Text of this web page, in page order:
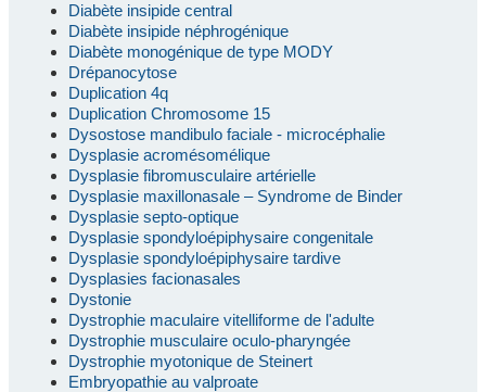
Diabète insipide central
Diabète insipide néphrogénique
Diabète monogénique de type MODY
Drépanocytose
Duplication 4q
Duplication Chromosome 15
Dysostose mandibulo faciale - microcéphalie
Dysplasie acromésomélique
Dysplasie fibromusculaire artérielle
Dysplasie maxillonasale – Syndrome de Binder
Dysplasie septo-optique
Dysplasie spondyloépiphysaire congenitale
Dysplasie spondyloépiphysaire tardive
Dysplasies facionasales
Dystonie
Dystrophie maculaire vitelliforme de l'adulte
Dystrophie musculaire oculo-pharyngée
Dystrophie myotonique de Steinert
Embryopathie au valproate